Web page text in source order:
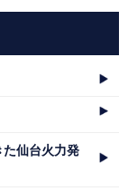
仙台火力発